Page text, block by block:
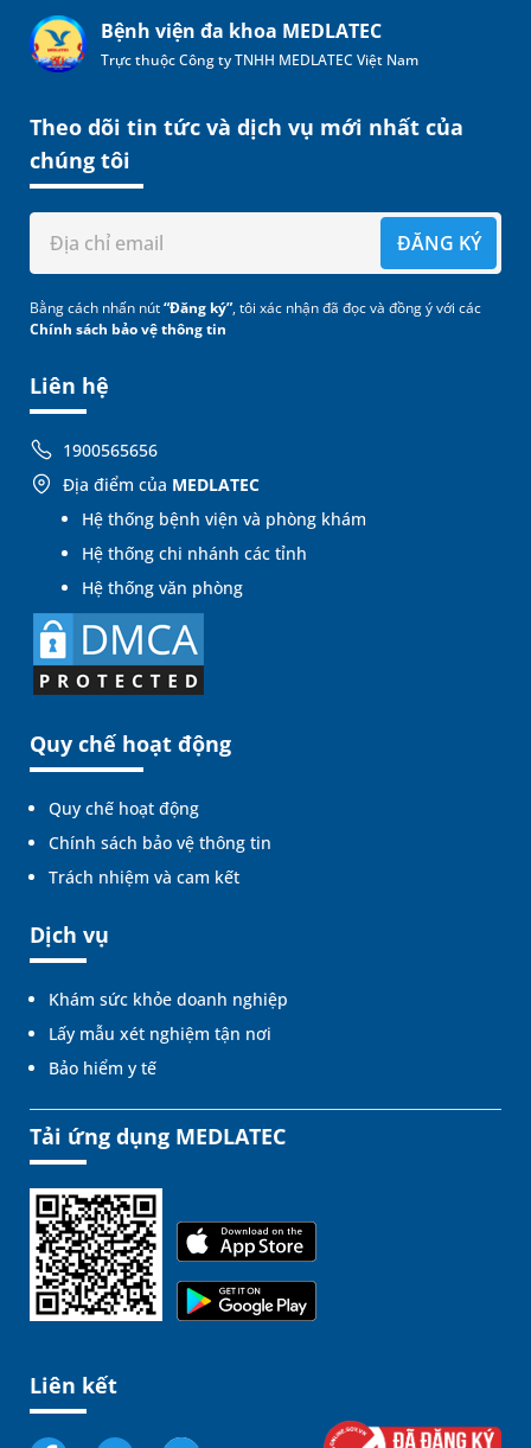
Bệnh viện đa khoa MEDLATEC
Trực thuộc Công ty TNHH MEDLATEC Việt Nam
Liên hệ
1900565656
Địa điểm của MEDLATEC
Hệ thống bệnh viện và phòng khám
Hệ thống chi nhánh các tỉnh
Hệ thống văn phòng
Quy chế hoạt động
Quy chế hoạt động
Chính sách bảo vệ thông tin
Trách nhiệm và cam kết
Dịch vụ
Khám sức khỏe doanh nghiệp
Lấy mẫu xét nghiệm tận nơi
Bảo hiểm y tế
Theo dõi tin tức và dịch vụ mới nhất của
chúng tôi
ĐĂNG KÝ
Bằng cách nhấn nút“Đăng ký”, tôi xác nhận đã đọc và đồng ý với các
Chính sách bảo vệ thông tin
Tải ứng dụng MEDLATEC
Liên kết